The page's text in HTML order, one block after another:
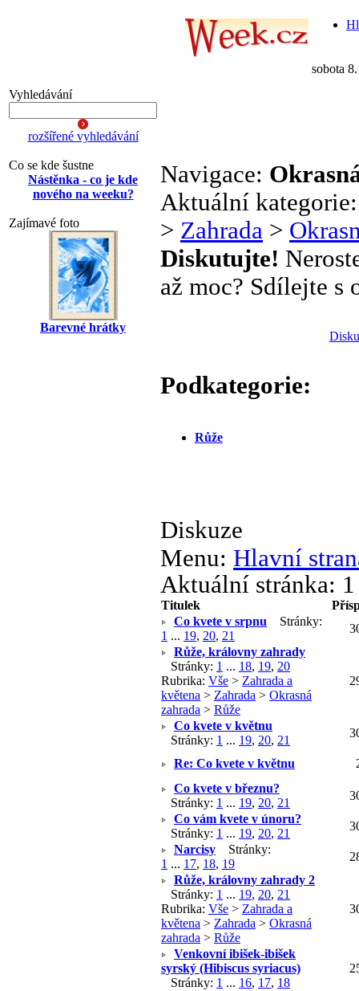
sobota
Vyhledávání
rozšířené vyhledávání
Co se kde šustne
Nástěnka - co je kde
nového na weeku?
Zajímavé foto
Barevné hrátky
Navigace:
Aktuální
> Zahrada >
Diskutujte!
až moc? Sdílejte s
Podkategorie:
Růže
Diskuze
Menu: Hlavní
Aktuální stránka:
Titulek
Co kvete v srpnu
Stránky:
1 ... 19, 20, 21
Růže, královny zahrady
Stránky: 1 ... 18, 19, 20
Rubrika: Vše > Zahrada a
květena > Zahrada > Okrasná
zahrada > Růže
Co kvete v květnu
Stránky: 1 ... 19, 20, 21
Re: Co kvete v květnu
Co kvete v březnu?
Stránky: 1 ... 19, 20, 21
Co vám kvete v únoru?
Stránky: 1 ... 19, 20, 21
Narcisy
Stránky:
1 ... 17, 18, 19
Růže, královny zahrady 2
Stránky: 1 ... 19, 20, 21
Rubrika: Vše > Zahrada a
květena > Zahrada > Okrasná
zahrada > Růže
Venkovní ibišek-ibišek
syrský (Hibiscus syriacus)
Stránky: 1 ... 16, 17, 18